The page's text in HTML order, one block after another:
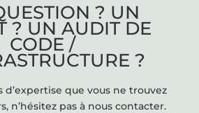
? UN
? UN AUDIT DE
CODE /
?
d’expertise que vous ne trouvez
n’hésitez pas à nous contacter.